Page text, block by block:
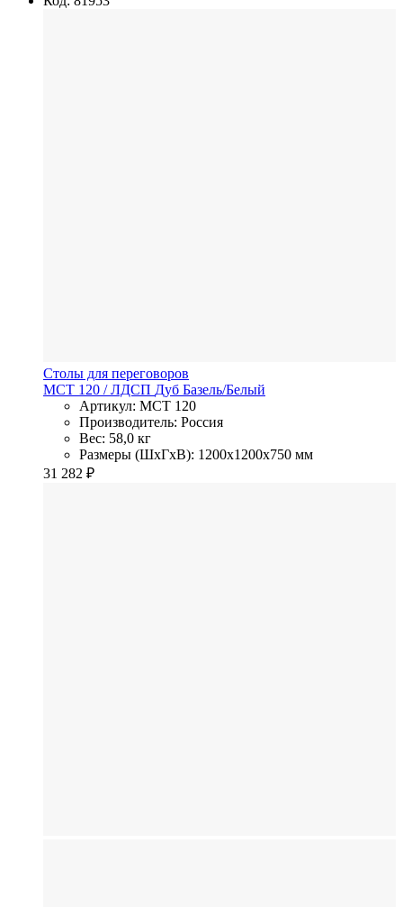
Столы для переговоров
MCT 120 / ЛДСП Дуб Базель/Белый
Артикул: MCT 120
Производитель: Россия
Вес: 58,0 кг
Размеры (ШхГхВ): 1200x1200x750 мм
31 282 ₽